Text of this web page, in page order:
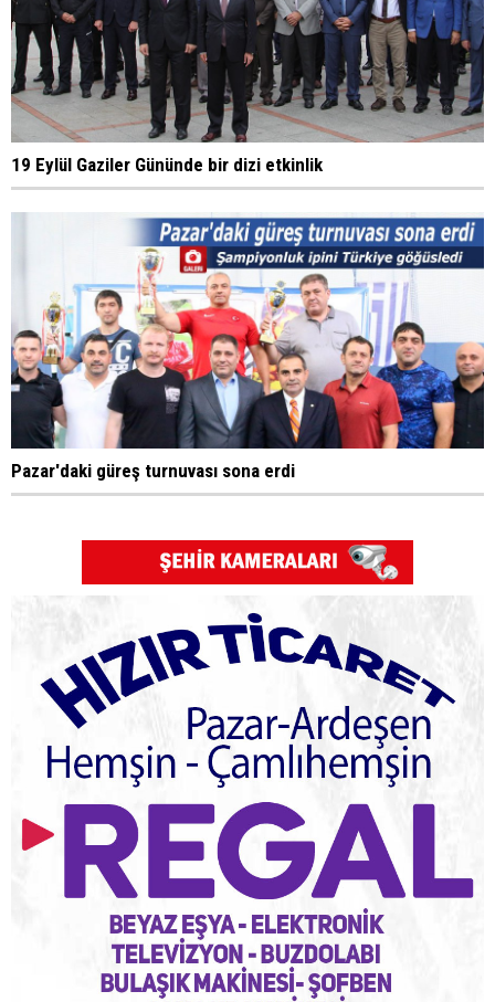
19 Eylül Gaziler Gününde bir dizi etkinlik
Pazar'daki güreş turnuvası sona erdi